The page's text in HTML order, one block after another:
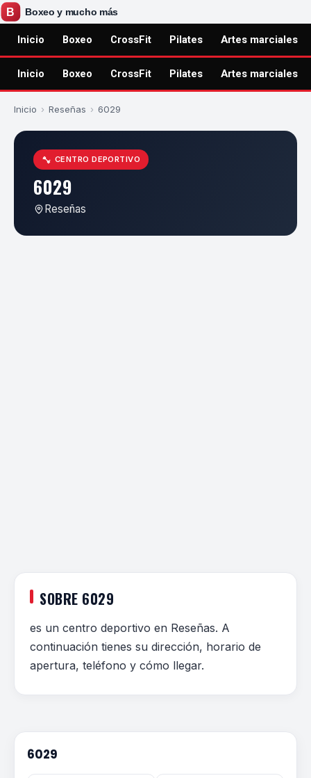
Inicio Boxeo CrossFit Pilates Artes marciales
Inicio Boxeo CrossFit Pilates Artes marciales
Inicio › Reseñas › 6029
CENTRO DEPORTIVO
6029
Reseñas
SOBRE 6029
es un centro deportivo en Reseñas. A
continuación tienes su dirección, horario de
apertura, teléfono y cómo llegar.
6029